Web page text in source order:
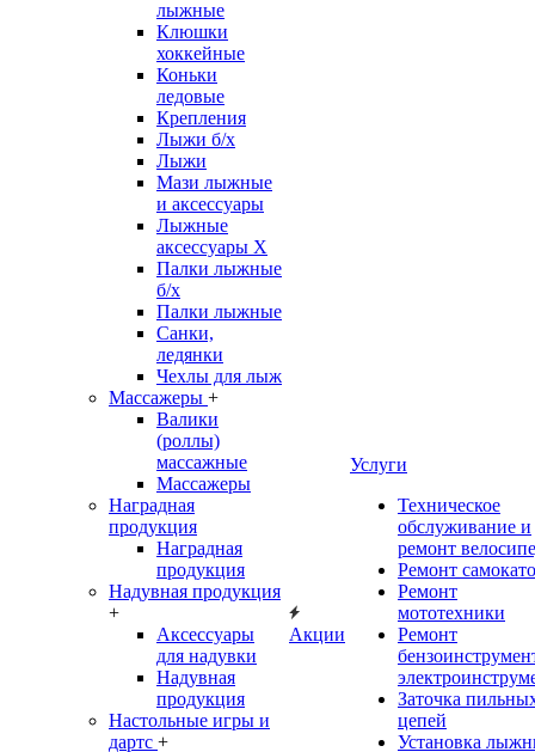
лыжные
Клюшки
хоккейные
Коньки
ледовые
Крепления
Лыжи б/х
Лыжи
Мази лыжные
и аксессуары
Лыжные
аксессуары Х
Палки лыжные
б/х
Палки лыжные
Санки,
ледянки
Чехлы для лыж
Массажеры +
Валики
(роллы)
массажные
Массажеры
Наградная
продукция
Наградная
продукция
Надувная продукция
+
Аксессуары
для надувки
Надувная
продукция
Настольные игры и
дартс +
Акции
Услуги
Техническое
обслуживание и
ремонт
Ремонт
Ремонт
мототехники
Ремонт
Заточка
цепей
Установка